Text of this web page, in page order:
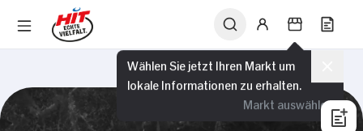
Wählen Sie jetzt Ihren Markt um
lokale Informationen zu erhalten.
Markt auswählen